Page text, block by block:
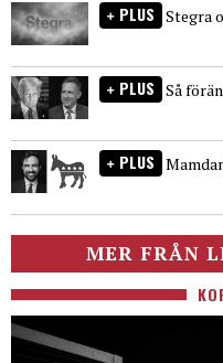
PLUS Stegra
PLUS Så
PLUS
MER FRÅN